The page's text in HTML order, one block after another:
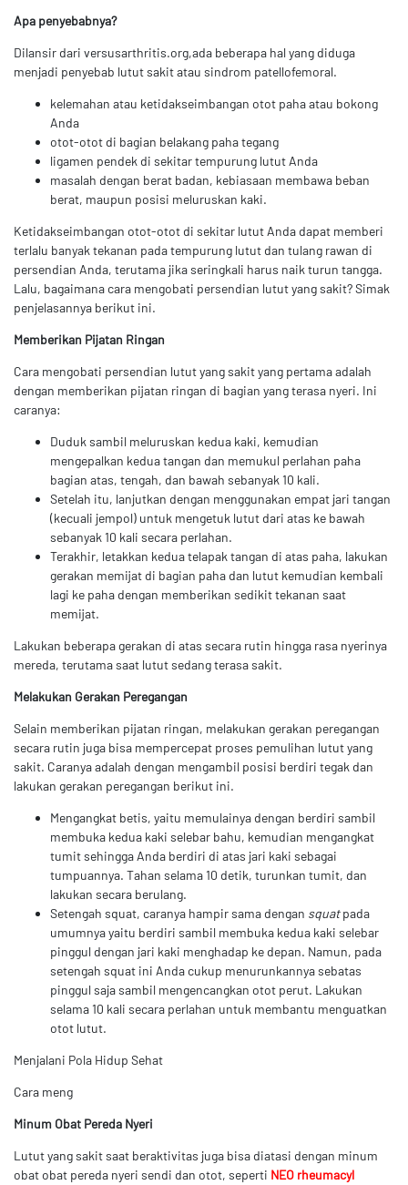
Apa penyebabnya?
Dilansir dari versusarthritis.org,ada beberapa hal yang diduga
menjadi penyebab lutut sakit atau sindrom patellofemoral.
kelemahan atau ketidakseimbangan otot paha atau bokong
Anda
otot-otot di bagian belakang paha tegang
ligamen pendek di sekitar tempurung lutut Anda
masalah dengan berat badan, kebiasaan membawa beban
berat, maupun posisi meluruskan kaki.
Ketidakseimbangan otot-otot di sekitar lutut Anda dapat memberi
terlalu banyak tekanan pada tempurung lutut dan tulang rawan di
persendian Anda, terutama jika seringkali harus naik turun tangga.
Lalu, bagaimana cara mengobati persendian lutut yang sakit? Simak
penjelasannya berikut ini.
Memberikan Pijatan Ringan
Cara mengobati persendian lutut yang sakit yang pertama adalah
dengan memberikan pijatan ringan di bagian yang terasa nyeri. Ini
caranya:
Duduk sambil meluruskan kedua kaki, kemudian
mengepalkan kedua tangan dan memukul perlahan paha
bagian atas, tengah, dan bawah sebanyak 10 kali.
Setelah itu, lanjutkan dengan menggunakan empat jari tangan
(kecuali jempol) untuk mengetuk lutut dari atas ke bawah
sebanyak 10 kali secara perlahan.
Terakhir, letakkan kedua telapak tangan di atas paha, lakukan
gerakan memijat di bagian paha dan lutut kemudian kembali
lagi ke paha dengan memberikan sedikit tekanan saat
memijat.
Lakukan beberapa gerakan di atas secara rutin hingga rasa nyerinya
mereda, terutama saat lutut sedang terasa sakit.
Melakukan Gerakan Peregangan
Selain memberikan pijatan ringan, melakukan gerakan peregangan
secara rutin juga bisa mempercepat proses pemulihan lutut yang
sakit. Caranya adalah dengan mengambil posisi berdiri tegak dan
lakukan gerakan peregangan berikut ini.
Mengangkat betis, yaitu memulainya dengan berdiri sambil
membuka kedua kaki selebar bahu, kemudian mengangkat
tumit sehingga Anda berdiri di atas jari kaki sebagai
tumpuannya. Tahan selama 10 detik, turunkan tumit, dan
lakukan secara berulang.
Setengah squat, caranya hampir sama dengan squatpada
umumnya yaitu berdiri sambil membuka kedua kaki selebar
pinggul dengan jari kaki menghadap ke depan. Namun, pada
setengah squat ini Anda cukup menurunkannya sebatas
pinggul saja sambil mengencangkan otot perut. Lakukan
selama 10 kali secara perlahan untuk membantu menguatkan
otot lutut.
Menjalani Pola Hidup Sehat
Cara meng
Minum Obat Pereda Nyeri
Lutut yang sakit saat beraktivitas juga bisa diatasi dengan minum
obat obat pereda nyeri sendi dan otot, seperti NEO rheumacyl